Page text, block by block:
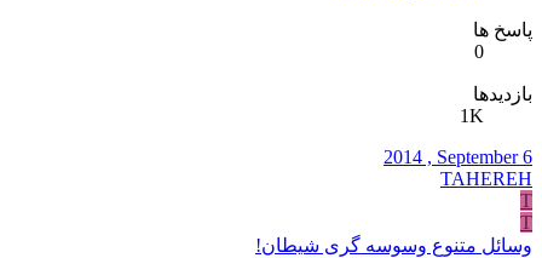
پاسخ ها
0
بازدیدها
1K
2014 , September 6
TAHEREH
T
T
وسائل متنوع وسوسه‏ گری شیطان!